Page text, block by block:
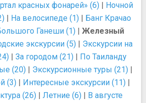
красных фонарей» (6) | Ночной
| На велосипеде (1) | Банг Крачао
Ганеши (1) | Железный
экскурсии (5) | Экскурсии на
| За городом (21) | По Таиланду
(20) | Экскурсионные туры (21) |
(3) | Интересные экскурсии (11) |
(26) | Летние (6) | В августе